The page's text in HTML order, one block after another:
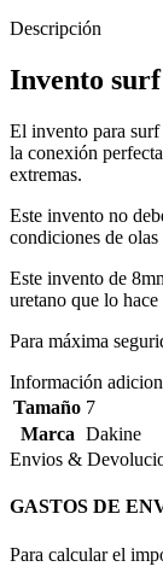
Descripción
Invento
El invento para
la conexión
extremas.
Este invento no
condiciones de
Este invento de
uretano que lo hace
Para máxima
Información
Tamaño 7
Marca Dakine
Envios &
GASTOS DE
Para calcular el